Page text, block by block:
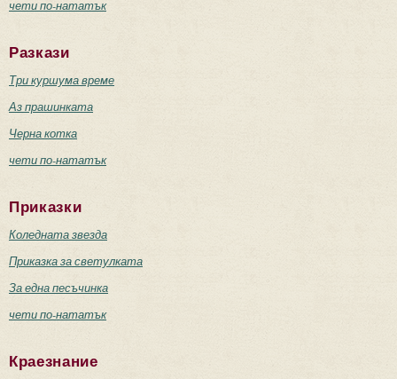
чети по-нататък
Разкази
Три куршума време
Аз прашинката
Черна котка
чети по-нататък
Приказки
Коледната звезда
Приказка за светулката
За една песъчинка
чети по-нататък
Краезнание